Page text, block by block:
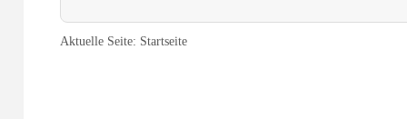
Aktuelle Seite: Startseite